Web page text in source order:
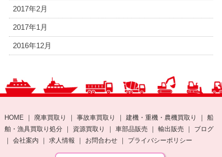
2017年2月
2017年1月
2016年12月
HOME ｜ 廃車買取り ｜ 事故車買取り ｜ 建機・重機・農機買取り ｜ 船
舶・漁具買取り処分 ｜ 資源買取り ｜ 車部品販売 ｜ 輸出販売 ｜ ブログ
｜ 会社案内 ｜ 求人情報 ｜ お問合わせ｜ プライバシーポリシー